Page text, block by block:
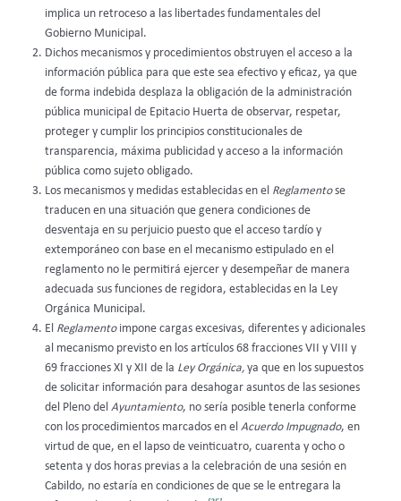
implica un retroceso a las libertades fundamentales del
Gobierno Municipal.
Dichos mecanismos y procedimientos obstruyen el acceso a la
información pública para que este sea efectivo y eficaz, ya que
de forma indebida desplaza la obligación de la administración
pública municipal de Epitacio Huerta de observar, respetar,
proteger y cumplir los principios constitucionales de
transparencia, máxima publicidad y acceso a la información
pública como sujeto obligado.
Los mecanismos y medidas establecidas en el Reglamentose
traducen en una situación que genera condiciones de
desventaja en su perjuicio puesto que el acceso tardío y
extemporáneo con base en el mecanismo estipulado en el
reglamento no le permitirá ejercer y desempeñar de manera
adecuada sus funciones de regidora, establecidas en la Ley
Orgánica Municipal.
El Reglamentoimpone cargas excesivas, diferentes y adicionales
al mecanismo previsto en los artículos 68 fracciones VII y VIII y
69 fracciones XI y XII de la Ley Orgánica, ya que en los supuestos
de solicitar información para desahogar asuntos de las sesiones
del Pleno del Ayuntamiento, no sería posible tenerla conforme
con los procedimientos marcados en el Acuerdo Impugnado, en
virtud de que, en el lapso de veinticuatro, cuarenta y ocho o
setenta y dos horas previas a la celebración de una sesión en
Cabildo, no estaría en condiciones de que se le entregara la